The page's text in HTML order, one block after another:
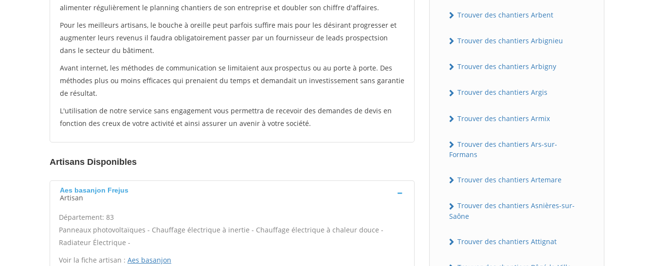
alimenter régulièrement le planning chantiers de son entreprise et doubler son chiffre d'affaires.
Pour les meilleurs artisans, le bouche à oreille peut parfois suffire mais pour les désirant progresser et
augmenter leurs revenus il faudra obligatoirement passer par un fournisseur de leads prospectsion
dans le secteur du bâtiment.
Avant internet, les méthodes de communication se limitaient aux prospectus ou au porte à porte. Des
méthodes plus ou moins efficaces qui prenaient du temps et demandait un investissement sans garantie
de résultat.
L'utilisation de notre service sans engagement vous permettra de recevoir des demandes de devis en
fonction des creux de votre activité et ainsi assurer un avenir à votre société.
Artisans Disponibles
Aes basanjon Frejus
Artisan
Département: 83
Panneaux photovoltaïques - Chauffage électrique à inertie - Chauffage électrique à chaleur douce -
Radiateur Électrique -
Voir la fiche artisan : Aes basanjon
Trouver des chantiers Arbent
Trouver des chantiers Arbignieu
Trouver des chantiers Arbigny
Trouver des chantiers Argis
Trouver des chantiers Armix
Trouver des chantiers Ars-sur-
Formans
Trouver des chantiers Artemare
Trouver des chantiers Asnières-sur-
Saône
Trouver des chantiers Attignat